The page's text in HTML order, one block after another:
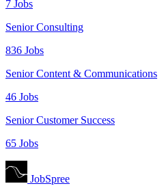
7 Jobs
Senior Consulting
836 Jobs
Senior Content & Communications
46 Jobs
Senior Customer Success
65 Jobs
JobSpree